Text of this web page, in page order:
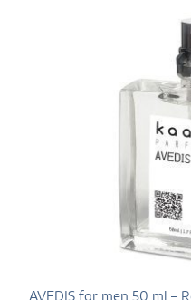
AVEDIS for men 50 ml –